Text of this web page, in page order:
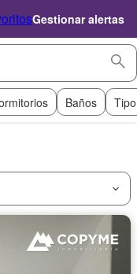
Gestionar alertas
Baños